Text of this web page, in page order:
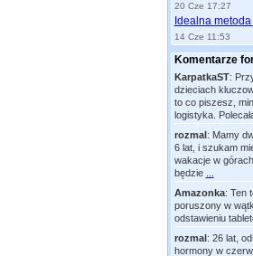
20 Cze 17:27
Idealna
14 Cze 11:53
Komentarze
KarpatkaST:
dzieciach
to co piszesz,
logistyka.
rozmal: Mamy
6 lat, i szukam
wakacje w
będzie
Amazonka: Ten
poruszony w
odstawieniu
rozmal: 26 lat,
hormony w